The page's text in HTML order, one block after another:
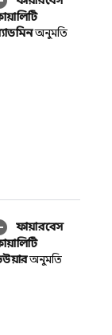
অনুমতি
ফায়ারবেস
অনুমতি